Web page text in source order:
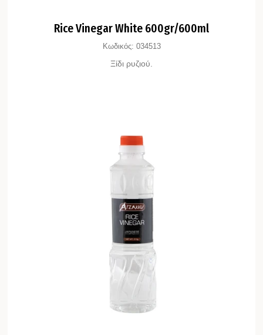
Rice Vinegar White 600gr/600ml
Κωδικός: 034513
Ξίδι ρυζιού.